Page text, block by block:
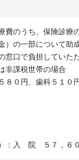
のうち、保険診療
の一部について助
口で負担していた
課税世帯の場合
円、歯科５１０円
：入 院 ５７，６